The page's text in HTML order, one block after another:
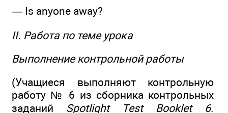
— Is anyone away?
II. Работа по теме урока
Выполнение контрольной работы
(Учащиеся выполняют контрольную
работу № 6 из сборника контрольных
заданий Spotlight Test Booklet 6.